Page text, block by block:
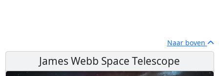
Naar boven
James Webb Space Telescope